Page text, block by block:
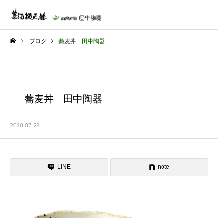
ブログ 蕎麦丼 田中陶器
蕎麦丼 田中陶器
2020.07.23
LINE note